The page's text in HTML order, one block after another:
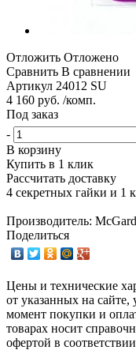
Отложить Отложено
Сравнить В сравнении
Артикул 24012 SU
4 160 руб. /комп.
Под заказ
-
В корзину
Купить в 1 клик
Рассчитать доставку
4 секретных гайки и 1
Производитель:
Поделиться
Цены и технические
от указанных на сайте,
момент покупки и
товарах носит
офертой в